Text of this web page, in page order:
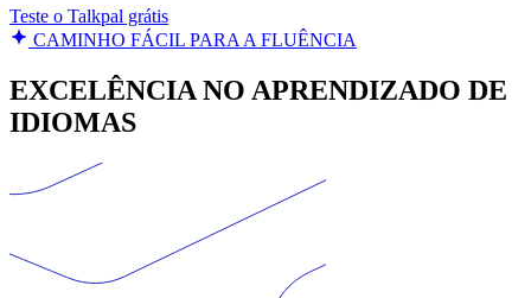
Teste o Talkpal grátis
CAMINHO FÁCIL PARA A FLUÊNCIA
EXCELÊNCIA NO APRENDIZADO DE
IDIOMAS